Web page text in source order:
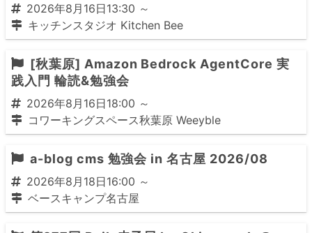
2026年8月16日13:30 ～
キッチンスタジオ Kitchen Bee
[秋葉原] Amazon Bedrock AgentCore 実
践入門 輪読&勉強会
2026年8月16日18:00 ～
コワーキングスペース秋葉原 Weeyble
a-blog cms 勉強会 in 名古屋 2026/08
2026年8月18日16:00 ～
ベースキャンプ名古屋